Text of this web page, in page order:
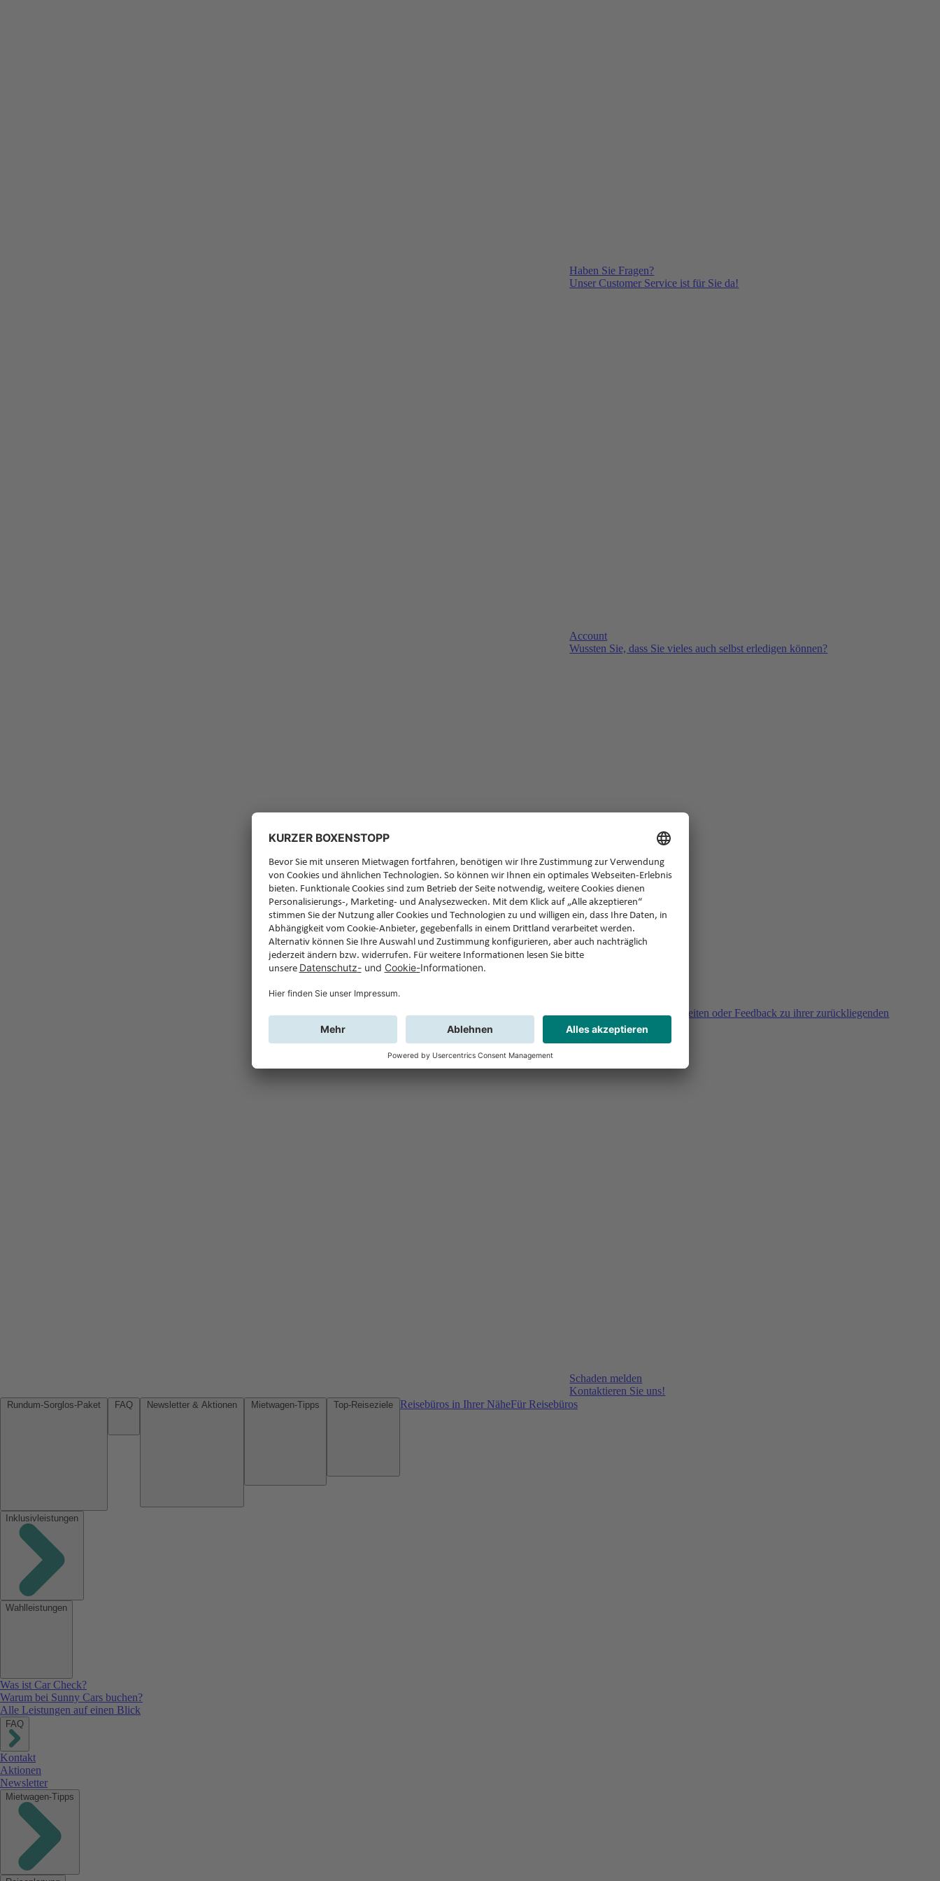
Haben Sie Fragen?
Unser Customer Service ist für Sie da!
Account
Wussten Sie, dass Sie vieles auch selbst erledigen können?
Sie haben Fragen, Unklarheiten oder Feedback zu ihrer zurückliegenden
Buchung?
Schaden melden
Kontaktieren Sie uns!
Reisebüros in Ihrer NäheFür Reisebüros
Inklusivleistungen
Wahlleistungen
Was ist Car Check?
Warum bei Sunny Cars buchen?
Alle Leistungen auf einen Blick
FAQ
Kontakt
Aktionen
Newsletter
Mietwagen-Tipps